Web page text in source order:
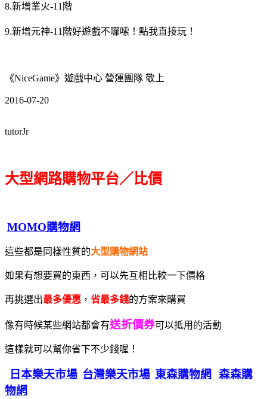
8.新增業火-11階
9.新增元神-11階好遊戲不囉嗦！點我直接玩！
《NiceGame》遊戲中心 營運團隊 敬上
2016-07-20
tutorJr
大型網路購物平台／比價
MOMO購物網
這些都是同樣性質的大型購物網站
如果有想要買的東西，可以先互相比較一下價格
再挑選出最多優惠 ， 省最多錢的方案來購買
像有時候某些網站都會有送折價券可以抵用的活動
這樣就可以幫你省下不少錢喔！
日本樂天市場 台灣樂天市場 東森購物網
森森購
物網